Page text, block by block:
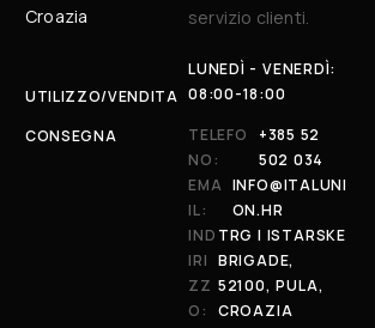
Croazia
UTILIZZO/VENDITA
CONSEGNA
servizio clienti.
LUNEDÌ - VENERDÌ:
08:00-18:00
TELEFO
NO:
+385 52
502 034
EMA
IL:
INFO@ITALUNI
ON.HR
IND
IRI
ZZ
O:
TRG I ISTARSKE
BRIGADE,
52100, PULA,
CROAZIA